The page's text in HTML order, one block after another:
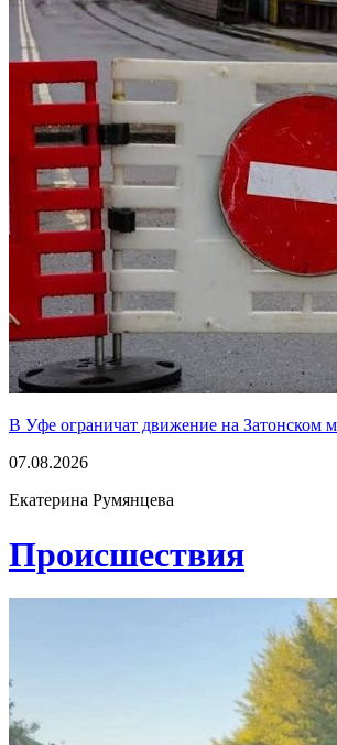
В Уфе ограничат движение на Затонском
07.08.2026
Екатерина Румянцева
Проиcшествия